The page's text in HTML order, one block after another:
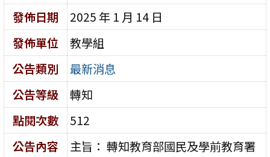
發佈日期
2025 年 1 月 14 日
發佈單位
教學組
公告類別
最新消息
公告等級
轉知
點閱次數
512
公告內容
主旨： 轉知教育部國民及學前教育署